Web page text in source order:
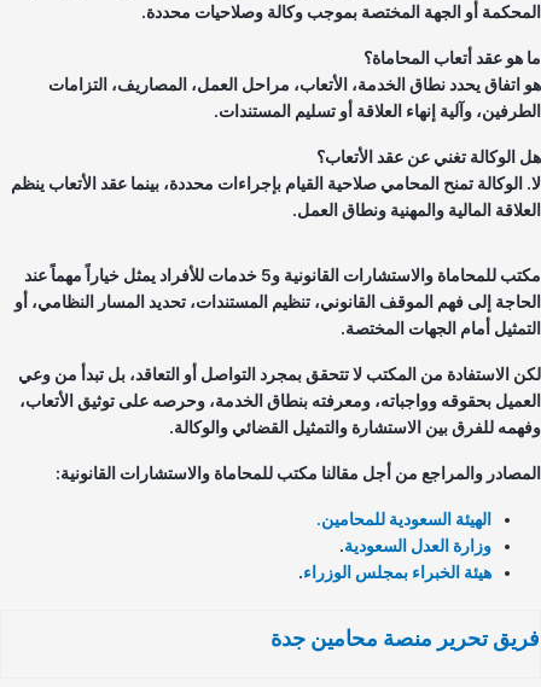
أو الجهة المختصة بموجب وكالة وصلاحيات محددة.
هو عقد أتعاب المحاماة؟
اتفاق يحدد نطاق الخدمة، الأتعاب، مراحل العمل، المصاريف، التزامات
وآلية إنهاء العلاقة أو تسليم المستندات.
الوكالة تغني عن عقد الأتعاب؟
الوكالة تمنح المحامي صلاحية القيام بإجراءات محددة، بينما عقد الأتعاب ينظم
المالية والمهنية ونطاق العمل.
مكتب للمحاماة والاستشارات القانونية و5 خدمات للأفراد يمثل خياراً مهماً عند
إلى فهم الموقف القانوني، تنظيم المستندات، تحديد المسار النظامي، أو
أمام الجهات المختصة.
الاستفادة من المكتب لا تتحقق بمجرد التواصل أو التعاقد، بل تبدأ من وعي
بحقوقه وواجباته، ومعرفته بنطاق الخدمة، وحرصه على توثيق الأتعاب،
للفرق بين الاستشارة والتمثيل القضائي والوكالة.
والمراجع من أجل مقالنا مكتب للمحاماة والاستشارات القانونية:
الهيئة السعودية للمحامين.
وزارة العدل السعودية.
هيئة الخبراء بمجلس الوزراء
تحرير منصة محامين جدة